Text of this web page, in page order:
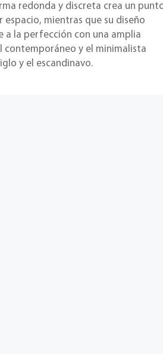
redonda y discreta crea un
mientras que su diseño
a la perfección con una amplia
contemporáneo y el minimalista
y el escandinavo.